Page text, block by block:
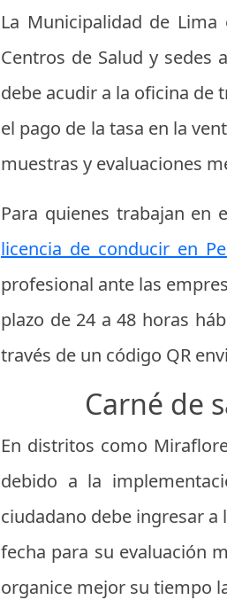
La Municipalidad de
Centros de Salud y sedes
debe acudir a la oficina de
el pago de la tasa en la
muestras y evaluaciones
Para quienes trabajan en
licencia de conducir en
profesional ante las
plazo de 24 a 48 horas
través de un código QR
Carné de
En distritos como
debido a la
ciudadano debe ingresar
fecha para su evaluación
organice mejor su tiempo